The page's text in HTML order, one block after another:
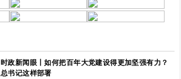
时政新闻眼丨如何把百年大党建设得更加坚强有力？
总书记这样部署